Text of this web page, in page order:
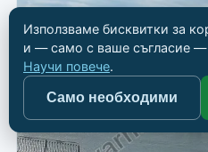
Използваме бисквитки за
и — само с ваше съгласие —
Научи повече.
Само необходими